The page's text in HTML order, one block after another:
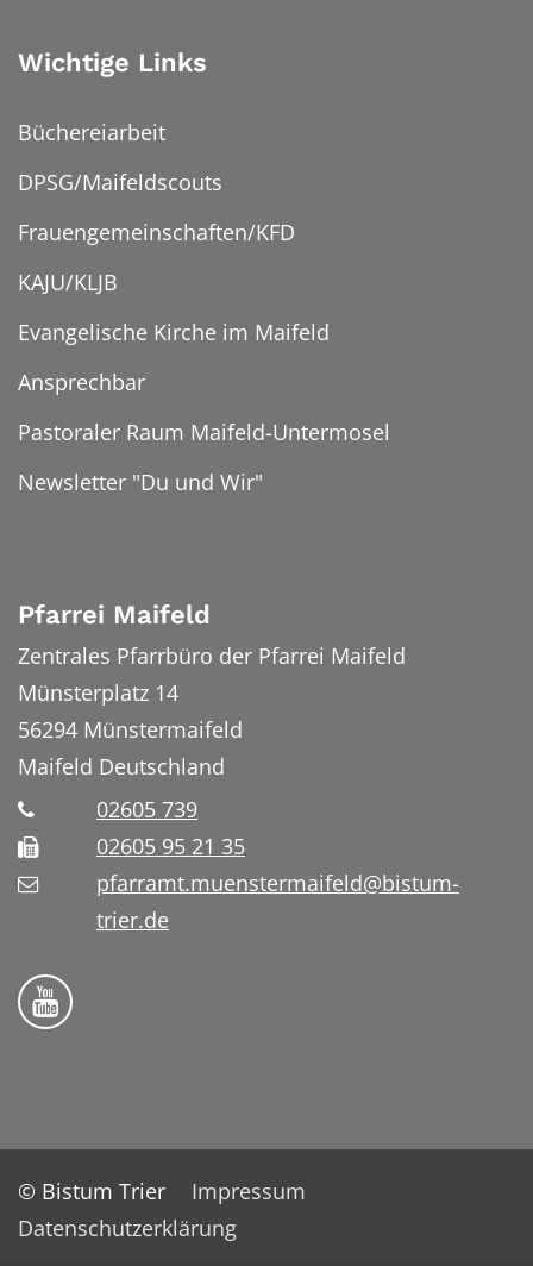
Wichtige Links
Büchereiarbeit
DPSG/Maifeldscouts
Frauengemeinschaften/KFD
KAJU/KLJB
Evangelische Kirche im Maifeld
Ansprechbar
Pastoraler Raum Maifeld-Untermosel
Newsletter "Du und Wir"
Pfarrei Maifeld
Zentrales Pfarrbüro der Pfarrei Maifeld
Münsterplatz 14
56294 Münstermaifeld
Maifeld Deutschland
02605 739
02605 95 21 35
pfarramt.muenstermaifeld@bistum-
trier.de
Folge uns auf YouTube
© Bistum Trier
Impressum
Datenschutzerklärung